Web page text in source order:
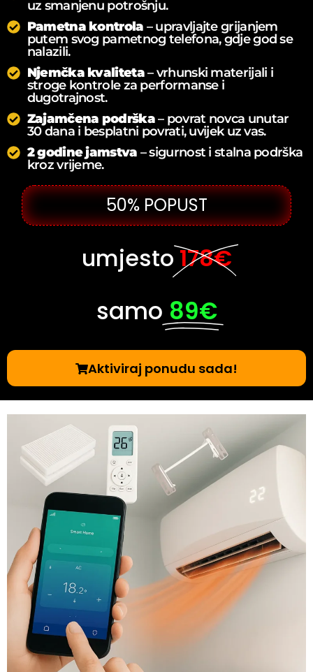
uz smanjenu potrošnju.
Pametna kontrola – upravljajte grijanjem
putem svog pametnog telefona, gdje god se
nalazili.
Njemčka kvaliteta– vrhunski materijali i
stroge kontrole za performanse i
dugotrajnost.
Zajamčena podrška– povrat novca unutar
30 dana i besplatni povrati, uvijek uz vas.
2 godine jamstva – sigurnost i stalna podrška
kroz vrijeme.
50% POPUST
umjesto178€
samo 89€
Aktiviraj ponudu sada!